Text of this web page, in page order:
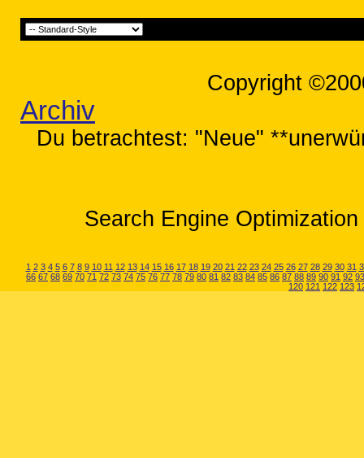
Copyright
Archiv
Du betrachtest: "Neue"
Search Engine
1 2 3 4 5 6 7 8 9 10 11 12 13 14 15 16 17 18 19 20 21 22 23 24 25 26 27 28 29 30 31
66 67 68 69 70 71 72 73 74 75 76 77 78 79 80 81 82 83 84 85 86 87 88 89 90 91 92 93
120 121 122 123